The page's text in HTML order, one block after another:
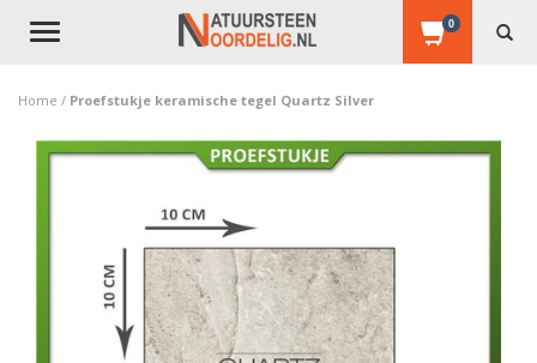
Toggle
0
Home / Proefstukje keramische tegel Quartz Silver